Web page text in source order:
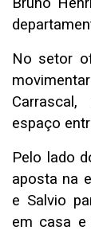
No setor
espaço
Pelo lado
aposta na
e Salvio
em casa e